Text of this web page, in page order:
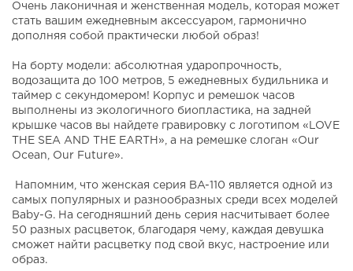
Очень лаконичная и женственная модель, которая может
стать вашим ежедневным аксессуаром, гармонично
дополняя собой практически любой образ!
На борту модели: абсолютная ударопрочность,
водозащита до 100 метров, 5 ежедневных будильника и
таймер с секундомером! Корпус и ремешок часов
выполнены из экологичного биопластика, на задней
крышке часов вы найдете гравировку с логотипом «LOVE
THE SEA AND THE EARTH», а на ремешке слоган «Our
Ocean, Our Future».
Напомним, что женская серия BA-110 является одной из
самых популярных и разнообразных среди всех моделей
Baby-G. На сегодняшний день серия насчитывает более
50 разных расцветок, благодаря чему, каждая девушка
сможет найти расцветку под свой вкус, настроение или
образ.